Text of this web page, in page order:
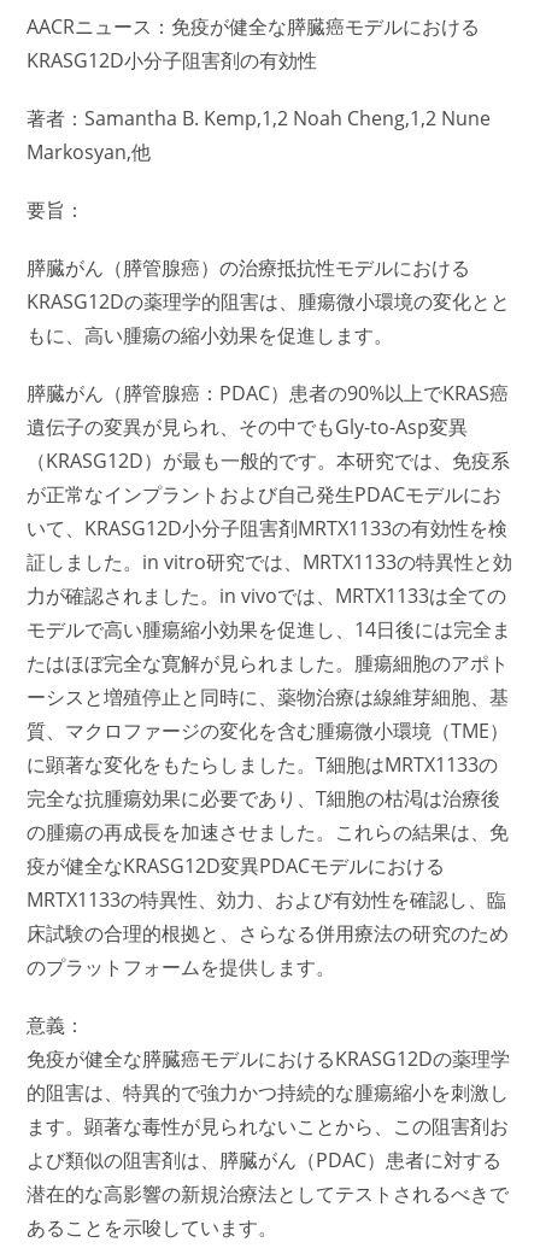
AACRニュース：免疫が健全な膵臓癌モデルにおける
KRASG12D小分子阻害剤の有効性
著者：Samantha B. Kemp,1,2 Noah Cheng,1,2 Nune
Markosyan,他
要旨：
膵臓がん（膵管腺癌）の治療抵抗性モデルにおける
KRASG12Dの薬理学的阻害は、腫瘍微小環境の変化とと
もに、高い腫瘍の縮小効果を促進します。
膵臓がん（膵管腺癌：PDAC）患者の90%以上でKRAS癌
遺伝子の変異が見られ、その中でもGly-to-Asp変異
（KRASG12D）が最も一般的です。本研究では、免疫系
が正常なインプラントおよび自己発生PDACモデルにお
いて、KRASG12D小分子阻害剤MRTX1133の有効性を検
証しました。in vitro研究では、MRTX1133の特異性と効
力が確認されました。in vivoでは、MRTX1133は全ての
モデルで高い腫瘍縮小効果を促進し、14日後には完全ま
たはほぼ完全な寛解が見られました。腫瘍細胞のアポト
ーシスと増殖停止と同時に、薬物治療は線維芽細胞、基
質、マクロファージの変化を含む腫瘍微小環境（TME）
に顕著な変化をもたらしました。T細胞はMRTX1133の
完全な抗腫瘍効果に必要であり、T細胞の枯渇は治療後
の腫瘍の再成長を加速させました。これらの結果は、免
疫が健全なKRASG12D変異PDACモデルにおける
MRTX1133の特異性、効力、および有効性を確認し、臨
床試験の合理的根拠と、さらなる併用療法の研究のため
のプラットフォームを提供します。
意義：
免疫が健全な膵臓癌モデルにおけるKRASG12Dの薬理学
的阻害は、特異的で強力かつ持続的な腫瘍縮小を刺激し
ます。顕著な毒性が見られないことから、この阻害剤お
よび類似の阻害剤は、膵臓がん（PDAC）患者に対する
潜在的な高影響の新規治療法としてテストされるべきで
あることを示唆しています。